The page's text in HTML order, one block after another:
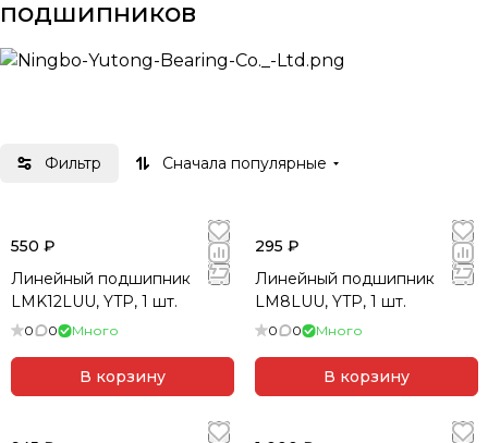
подшипников
Ningbo Yutong Bearing Co., Ltd.— производитель
расположенный в городе Нинбо, провинция
Чжэцзян. Компания работает с 2013 года и
специализируется на полном спектре линейных
направляющих решений: от стандартных LM-
подшипников до сложных направляющих блоков и
фланцевых корпусов.
Что делает YTP надёжным брендом?
Фильтр Сначала популярные
550 ₽
Линейный подшипник
LMK12LUU, YTP, 1 шт.
0 0 Много
В корзину
295 ₽
Линейный подшипник
LM8LUU, YTP, 1 шт.
0 0 Много
В корзину